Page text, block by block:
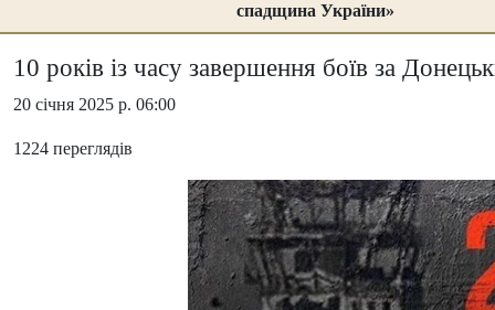
спадщина України»
10 років із часу завершення боїв за
20 січня 2025 р. 06:00
1224 переглядів